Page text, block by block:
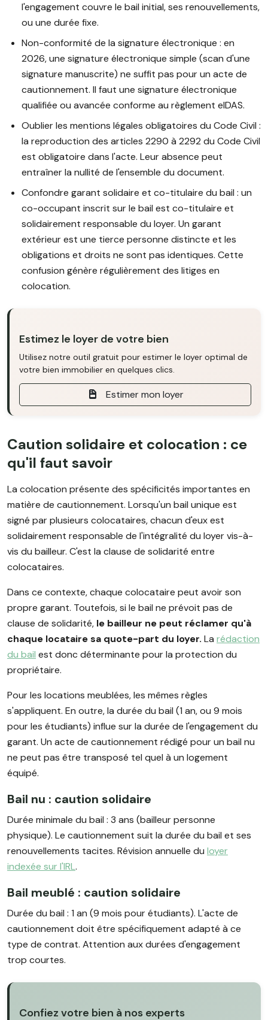
l'engagement couvre le bail initial, ses renouvellements,
ou une durée fixe.
Non-conformité de la signature électronique : en
2026, une signature électronique simple (scan d'une
signature manuscrite) ne suffit pas pour un acte de
cautionnement. Il faut une signature électronique
qualifiée ou avancée conforme au règlement eIDAS.
Oublier les mentions légales obligatoires du Code Civil :
la reproduction des articles 2290 à 2292 du Code Civil
est obligatoire dans l'acte. Leur absence peut
entraîner la nullité de l'ensemble du document.
Confondre garant solidaire et co-titulaire du bail : un
co-occupant inscrit sur le bail est co-titulaire et
solidairement responsable du loyer. Un garant
extérieur est une tierce personne distincte et les
obligations et droits ne sont pas identiques. Cette
confusion génère régulièrement des litiges en
colocation.
Estimez le loyer de votre bien
Utilisez notre outil gratuit pour estimer le loyer optimal de
votre bien immobilier en quelques clics.
Estimer mon loyer
Caution solidaire et colocation : ce
qu'il faut savoir
La colocation présente des spécificités importantes en
matière de cautionnement. Lorsqu'un bail unique est
signé par plusieurs colocataires, chacun d'eux est
solidairement responsable de l'intégralité du loyer vis-à-
vis du bailleur. C'est la clause de solidarité entre
colocataires.
Dans ce contexte, chaque colocataire peut avoir son
propre garant. Toutefois, si le bail ne prévoit pas de
clause de solidarité, le bailleur ne peut réclamer qu'à
chaque locataire sa quote-part du loyer. La rédaction
du bail est donc déterminante pour la protection du
propriétaire.
Pour les locations meublées, les mêmes règles
s'appliquent. En outre, la durée du bail (1 an, ou 9 mois
pour les étudiants) influe sur la durée de l'engagement du
garant. Un acte de cautionnement rédigé pour un bail nu
ne peut pas être transposé tel quel à un logement
équipé.
Bail nu : caution solidaire
Durée minimale du bail : 3 ans (bailleur personne
physique). Le cautionnement suit la durée du bail et ses
renouvellements tacites. Révision annuelle du loyer
indexée sur l'IRL.
Bail meublé : caution solidaire
Durée du bail : 1 an (9 mois pour étudiants). L'acte de
cautionnement doit être spécifiquement adapté à ce
type de contrat. Attention aux durées d'engagement
trop courtes.
Confiez votre bien à nos experts